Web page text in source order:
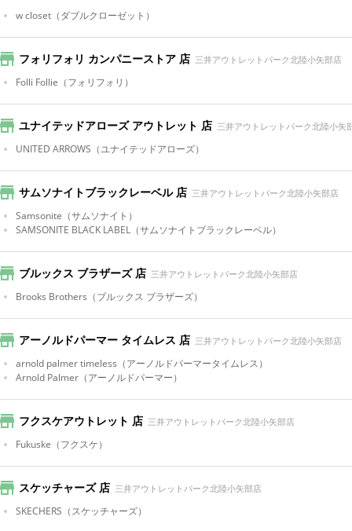
w closet （ダブルクローゼット）
フォリフォリ カンパニーストア 店 三井アウトレットパーク北陸小矢部店
Folli Follie （フォリフォリ）
ユナイテッドアローズ アウトレット 店 三井アウトレットパーク北陸小矢
UNITED ARROWS （ユナイテッドアローズ）
サムソナイトブラックレーベル 店 三井アウトレットパーク北陸小矢部店
Samsonite （サムソナイト）
SAMSONITE BLACK LABEL （サムソナイトブラックレーベル）
ブルックス ブラザーズ 店 三井アウトレットパーク北陸小矢部店
Brooks Brothers （ブルックス ブラザーズ）
アーノルドパーマー タイムレス 店 三井アウトレットパーク北陸小矢部店
arnold palmer timeless （アーノルドパーマータイムレス）
Arnold Palmer （アーノルドパーマー）
フクスケアウトレット 店 三井アウトレットパーク北陸小矢部店
Fukuske （フクスケ）
スケッチャーズ 店 三井アウトレットパーク北陸小矢部店
SKECHERS （スケッチャーズ）